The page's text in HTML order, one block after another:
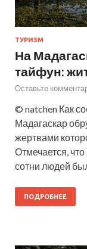
ТУРИЗМ
На
тайфун:
Оставьте
© natchen Как
Мадагаскар
жертвами
Отмечается,
сотни людей
ПОДРОБНЕЕ